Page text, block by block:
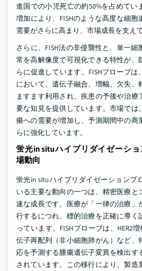
進国での小児死亡の約50%を占めてい
増加により、FISHのような高度な細
需要がさらに高まり、市場成長を支えて
さらに、FISH法の非侵襲性と、単一
常を高解像度で可視化できる特性が、
らに促進しています。FISHプローブ
において、遺伝子融合、増幅、欠失、
ますます利用され、疾患の予後や治療
要な知見を提供しています。市場では
瘍への需要が増加し、予測期間中の商
らに強化しています。
蛍光in situハイブリダイゼーシ
場動向
蛍光in situハイブリダイゼーションプ
いる主要な動向の一つは、精密医療と
速な成長です。医療が「一律の治療」
行するにつれ、標的治療を正確に導く
っています。FISHプローブは、HER2
伝子再配列（非小細胞肺がん）など、
応を予測する腫瘍遺伝子変異を検出す
されています。この移行により、製造